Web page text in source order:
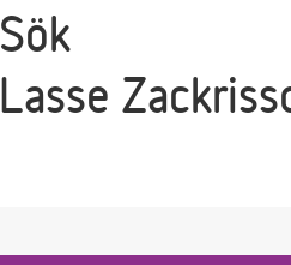
Sök
Lasse